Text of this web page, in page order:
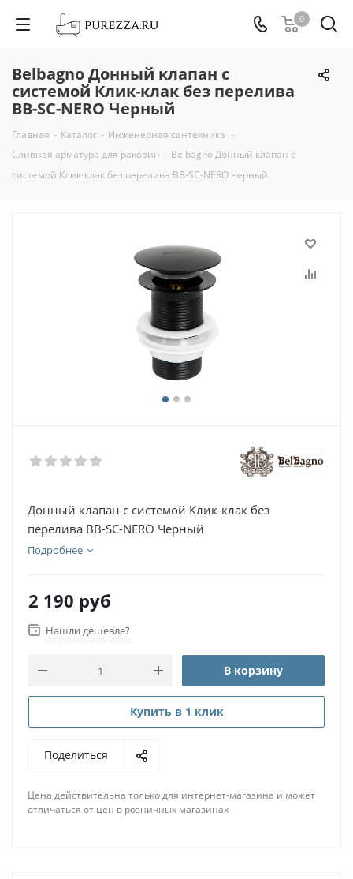
0
Belbagno Донный клапан с
системой Клик-клак без перелива
BB-SC-NERO Черный
Главная - Каталог - Инженерная сантехника -
Сливная арматура для раковин - Belbagno Донный клапан с
системой Клик-клак без перелива BB-SC-NERO Черный
Донный клапан с системой Клик-клак без
перелива BB-SC-NERO Черный
Подробнее
2 190 руб
Нашли дешевле?
В корзину
Купить в 1 клик
Поделиться
Цена действительна только для интернет-магазина и может
отличаться от цен в розничных магазинах